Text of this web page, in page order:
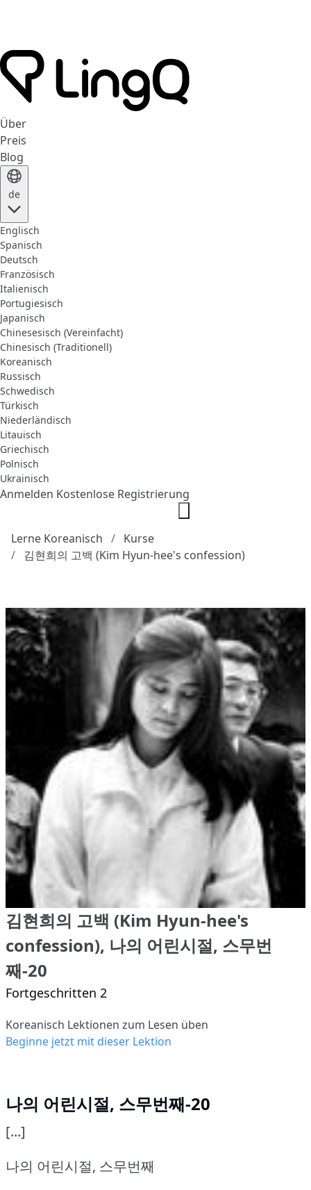
Über
Preis
Blog
de
Englisch
Spanisch
Deutsch
Französisch
Italienisch
Portugiesisch
Japanisch
Chinesesisch (Vereinfacht)
Chinesisch (Traditionell)
Koreanisch
Russisch
Schwedisch
Türkisch
Niederländisch
Litauisch
Griechisch
Polnisch
Ukrainisch
Anmelden Kostenlose Registrierung
Lerne Koreanisch
Kurse
김현희의 고백 (Kim Hyun-hee's confession)
김현희의 고백 (Kim Hyun-hee's
confession), 나의 어린시절, 스무번
째-20
Fortgeschritten 2
Koreanisch Lektionen zum Lesen üben
Beginne jetzt mit dieser Lektion
나의 어린시절, 스무번째-20
[...]
나의 어린시절, 스무번째